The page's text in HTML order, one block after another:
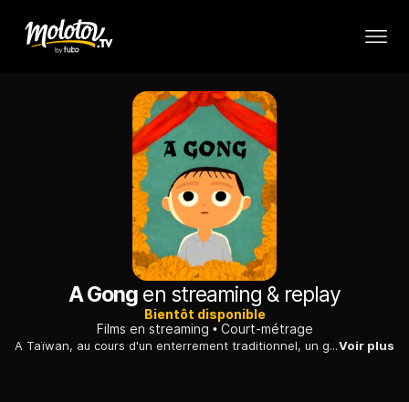
A Gong en streaming & replay
Bientôt disponible
Films en streaming
Court-métrage
A Taïwan, au cours d'un enterrement traditionnel, un garçon de 7 ans cherchant à accepter la mort de son grand-père...Voir plus